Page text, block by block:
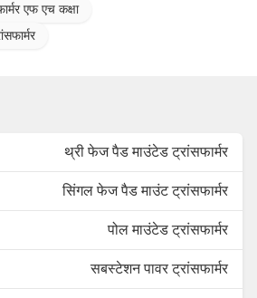
एफ एच कक्षा
थ्री फेज पैड माउंटेड ट्रांसफार्मर
सिंगल फेज पैड माउंट ट्रांसफार्मर
पोल माउंटेड ट्रांसफार्मर
सबस्टेशन पावर ट्रांसफार्मर